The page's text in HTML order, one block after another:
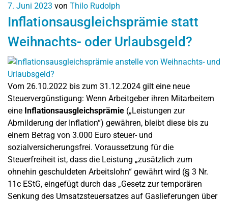
7. Juni 2023 von Thilo Rudolph
Inflationsausgleichsprämie statt
Weihnachts- oder Urlaubsgeld?
Vom 26.10.2022 bis zum 31.12.2024 gilt eine neue
Steuervergünstigung: Wenn Arbeitgeber ihren Mitarbeitern
eine Inflationsausgleichsprämie („Leistungen zur
Abmilderung der Inflation“) gewähren, bleibt diese bis zu
einem Betrag von 3.000 Euro steuer- und
sozialversicherungsfrei. Voraussetzung für die
Steuerfreiheit ist, dass die Leistung „zusätzlich zum
ohnehin geschuldeten Arbeitslohn“ gewährt wird (§ 3 Nr.
11c EStG, eingefügt durch das „Gesetz zur temporären
Senkung des Umsatzsteuersatzes auf Gaslieferungen über